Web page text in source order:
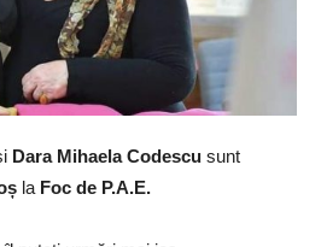
Dara Mihaela Codescu sunt
la Foc de P.A.E.